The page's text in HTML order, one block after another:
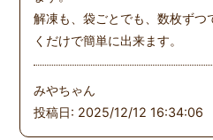
解凍も、袋ごとでも、数枚ずつ
くだけで簡単に出来ます。
みやちゃん
投稿日: 2025/12/12 16:34:06